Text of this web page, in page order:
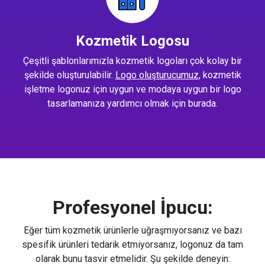
Kozmetik Logosu
Çeşitli şablonlarımızla kozmetik logoları çok kolay bir
şekilde oluşturulabilir. Logo oluşturucumuz, kozmetik
işletme logonuz için uygun ve modaya uygun bir logo
tasarlamanıza yardımcı olmak için burada.
Profesyonel İpucu:
Eğer tüm kozmetik ürünlerle uğraşmıyorsanız ve bazı
spesifik ürünleri tedarik etmiyorsanız, logonuz da tam
olarak bunu tasvir etmelidir. Şu şekilde deneyin: